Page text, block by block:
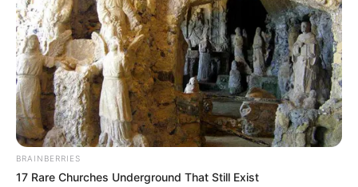
BRAINBERRIES
17 Rare Churches Underground That Still Exist